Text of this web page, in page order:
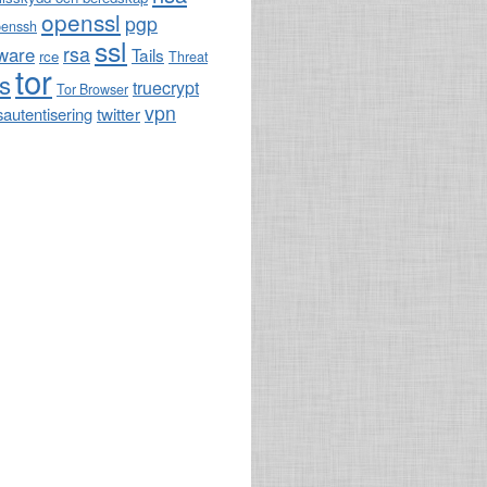
openssl pgp
rce rsa ssl Tails Threat
tor Tor Browser truecrypt
twittervpn